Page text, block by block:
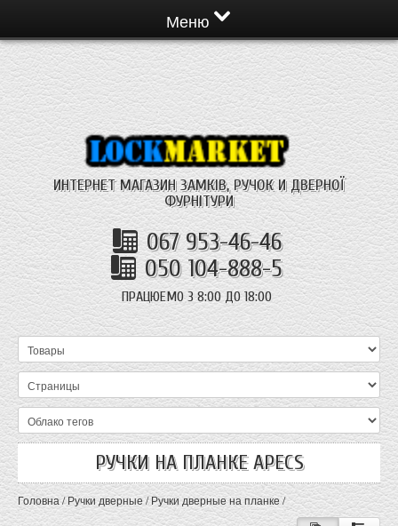
Меню
ИНТЕРНЕТ МАГАЗИН ЗАМКІВ, РУЧОК И ДВЕРНОЇ
ФУРНІТУРИ
067 953-46-46
050 104-888-5
ПРАЦЮЕМО З 8:00 ДО 18:00
РУЧКИ НА ПЛАНКЕ APECS
Головна/Ручки дверные/Ручки дверные на планке/